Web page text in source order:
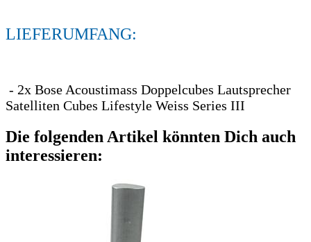
LIEFERUMFANG:
- 2x Bose Acoustimass Doppelcubes Lautsprecher
Satelliten Cubes Lifestyle Weiss Series III
Die folgenden Artikel könnten Dich auch
interessieren: